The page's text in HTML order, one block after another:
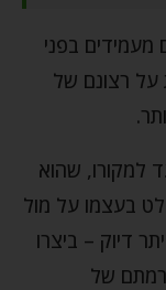
בפני
על רצונם של
למקורו, שהוא
בעצמו על מול
דיוק – ביצרו
של